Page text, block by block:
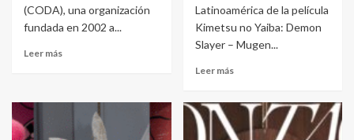
(CODA), una organización
fundada en 2002 a...
Leer más
Latinoamérica de la película
Kimetsu no Yaiba: Demon
Slayer – Mugen...
Leer más